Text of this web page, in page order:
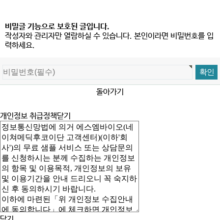
비밀글 기능으로 보호된 글입니다.
작성자와 관리자만 열람하실 수 있습니다. 본인이라면 비밀번호를 입
력하세요.
돌아가기
개인정보 취급정책닫기